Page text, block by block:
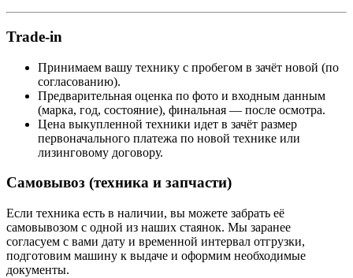
Trade-in
Принимаем вашу технику с пробегом в зачёт новой (по
согласованию).
Предварительная оценка по фото и входным данным
(марка, год, состояние), финальная — после осмотра.
Цена выкупленной техники идет в зачёт размер
первоначального платежа по новой технике или
лизинговому договору.
Самовывоз (техника и запчасти)
Если техника есть в наличии, вы можете забрать её
самовывозом с одной из наших стаянок. Мы заранее
согласуем с вами дату и временной интервал отгрузки,
подготовим машину к выдаче и оформим необходимые
документы.